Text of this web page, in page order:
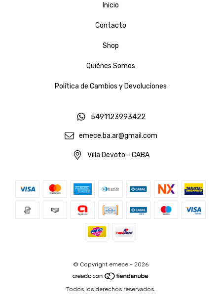
Inicio
Contacto
Shop
Quiénes Somos
Política de Cambios y Devoluciones
5491123993422
emece.ba.ar@gmail.com
Villa Devoto - CABA
© Copyright emece - 2026
Todos los derechos reservados.